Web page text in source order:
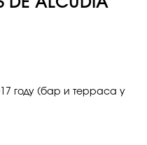
году (бар и терраса у